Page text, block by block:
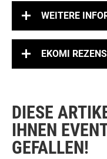
WEITERE
EKOMI
DIESE
IHNEN
GEFALLEN!